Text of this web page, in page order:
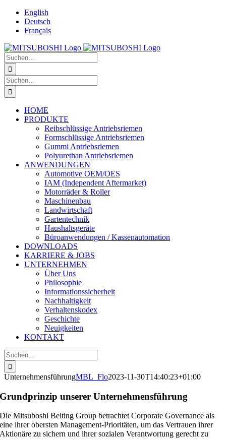
Zum
Inhalt
springen
English
Deutsch
Français
Suche
nach:
Suche
nach:
HOME
PRODUKTE
Reibschlüssige Antriebsriemen
Formschlüssige Antriebsriemen
Gummi Antriebsriemen
Polyurethan Antriebsriemen
ANWENDUNGEN
Automotive OEM/OES
IAM (Independent Aftermarket)
Motorräder & Roller
Maschinenbau
Landwirtschaft
Gartentechnik
Haushaltsgeräte
Büroanwendungen / Kassenautomation
DOWNLOADS
KARRIERE & JOBS
UNTERNEHMEN
Über Uns
Philosophie
Informationssicherheit
Nachhaltigkeit
Verhaltenskodex
Geschichte
Neuigkeiten
KONTAKT
Suche
nach:
UnternehmensführungMBL_Flo2023-11-30T14:40:23+01:00
Grundprinzip unserer Unternehmensführung
Die Mitsuboshi Belting Group betrachtet Corporate Governance als
eine ihrer obersten Management-Prioritäten, um das Vertrauen ihrer
Aktionäre zu sichern und ihrer sozialen Verantwortung gerecht zu